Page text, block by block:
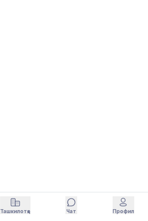
Ташкилотҳо Чат Профил